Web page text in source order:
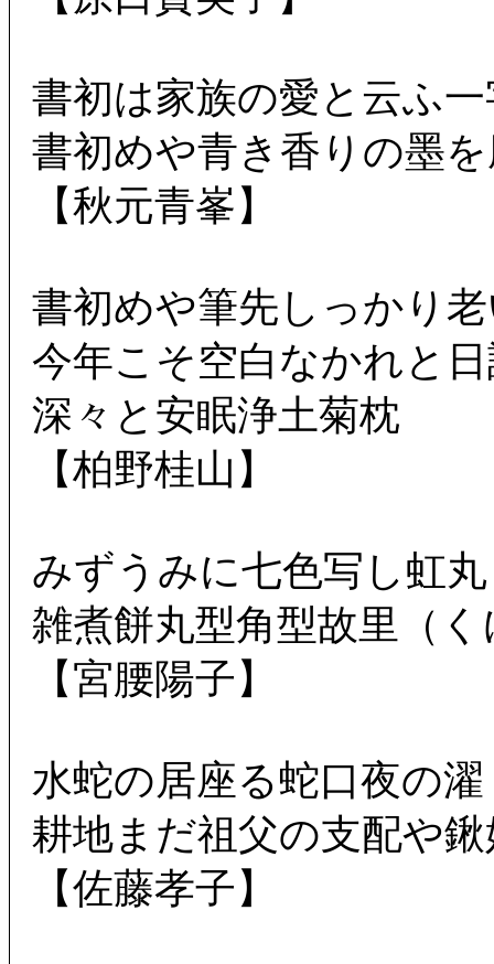
書初は家族の愛と云ふ一
書初めや青き香りの墨
【秋元青峯】
書初めや筆先しっかり
今年こそ空白なかれと
深々と安眠浄土菊枕
【柏野桂山】
みずうみに七色写し虹
雑煮餅丸型角型故里（
【宮腰陽子】
水蛇の居座る蛇口夜の濯
耕地まだ祖父の支配や鍬
【佐藤孝子】